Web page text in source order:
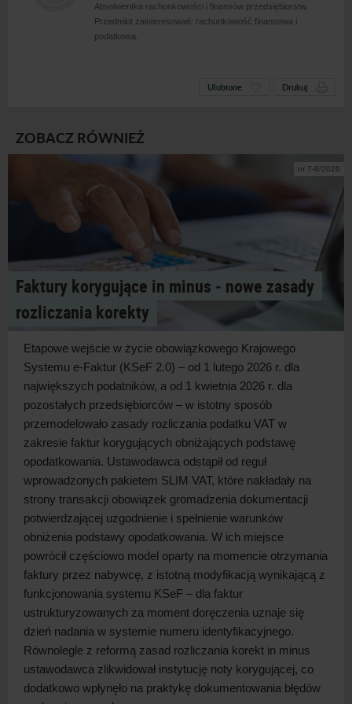
Absolwentka rachunkowości i finansów przedsiębiorstw.
Przedmiot zainteresowań: rachunkowość finansowa i
podatkowa.
Ulubione Drukuj
ZOBACZ RÓWNIEŻ
nr 7-8/2026
Faktury korygujące in minus ‑ nowe zasady
rozliczania korekty
Etapowe wejście w życie obowiązkowego Krajowego
Systemu e-Faktur (KSeF 2.0) – od 1 lutego 2026 r. dla
największych podatników, a od 1 kwietnia 2026 r. dla
pozostałych przedsiębiorców – w istotny sposób
przemodelowało zasady rozliczania podatku VAT w
zakresie faktur korygujących obniżających podstawę
opodatkowania. Ustawodawca odstąpił od reguł
wprowadzonych pakietem SLIM VAT, które nakładały na
strony transakcji obowiązek gromadzenia dokumentacji
potwierdzającej uzgodnienie i spełnienie warunków
obniżenia podstawy opodatkowania. W ich miejsce
powrócił częściowo model oparty na momencie otrzymania
faktury przez nabywcę, z istotną modyfikacją wynikającą z
funkcjonowania systemu KSeF – dla faktur
ustrukturyzowanych za moment doręczenia uznaje się
dzień nadania w systemie numeru identyfikacyjnego.
Równolegle z reformą zasad rozliczania korekt in minus
ustawodawca zlikwidował instytucję noty korygującej, co
dodatkowo wpłynęło na praktykę dokumentowania błędów